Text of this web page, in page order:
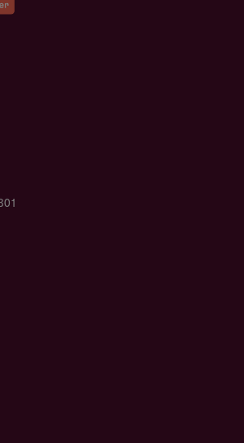
en/of master
Gebruik hiervoor de lijst
die hieronder te downloaden is. Van
zien het fonds graag
speellijst met de optredens van ten
twee jaar.
CV, speellijst, twee
het formulier met geluids- en
bijdragen je krijgt en nodig hebt.
uittreksel van inschrijving